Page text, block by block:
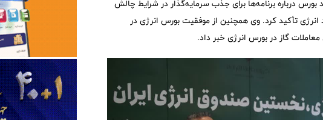
درباره برنامه‌ها برای جذب سرمایه‌گذار در شرایط چالش
تأکید کرد. وی همچنین از موفقیت بورس انرژی در
گاز در بورس انرژی خبر داد.